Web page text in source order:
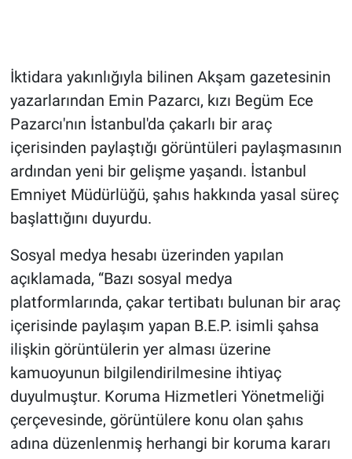
İktidara yakınlığıyla bilinen Akşam gazetesinin
yazarlarından Emin Pazarcı, kızı Begüm Ece
Pazarcı'nın İstanbul'da çakarlı bir araç
içerisinden paylaştığı görüntüleri paylaşmasının
ardından yeni bir gelişme yaşandı. İstanbul
Emniyet Müdürlüğü, şahıs hakkında yasal süreç
başlattığını duyurdu.
Sosyal medya hesabı üzerinden yapılan
açıklamada, “Bazı sosyal medya
platformlarında, çakar tertibatı bulunan bir araç
içerisinde paylaşım yapan B.E.P. isimli şahsa
ilişkin görüntülerin yer alması üzerine
kamuoyunun bilgilendirilmesine ihtiyaç
duyulmuştur. Koruma Hizmetleri Yönetmeliği
çerçevesinde, görüntülere konu olan şahıs
adına düzenlenmiş herhangi bir koruma kararı